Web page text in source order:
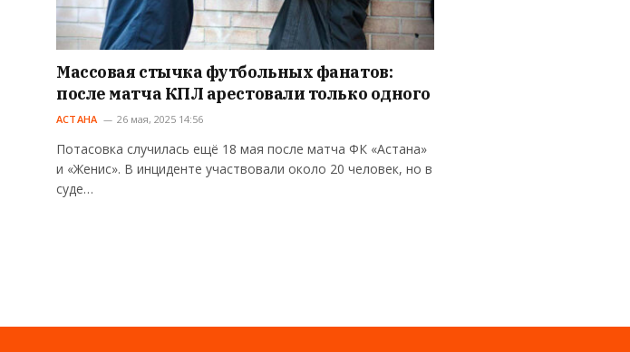
Массовая стычка футбольных фанатов:
после матча КПЛ арестовали только одного
АСТАНА 26 мая, 2025 14:56
Потасовка случилась ещё 18 мая после матча ФК «Астана»
и «Женис». В инциденте участвовали около 20 человек, но в
суде…